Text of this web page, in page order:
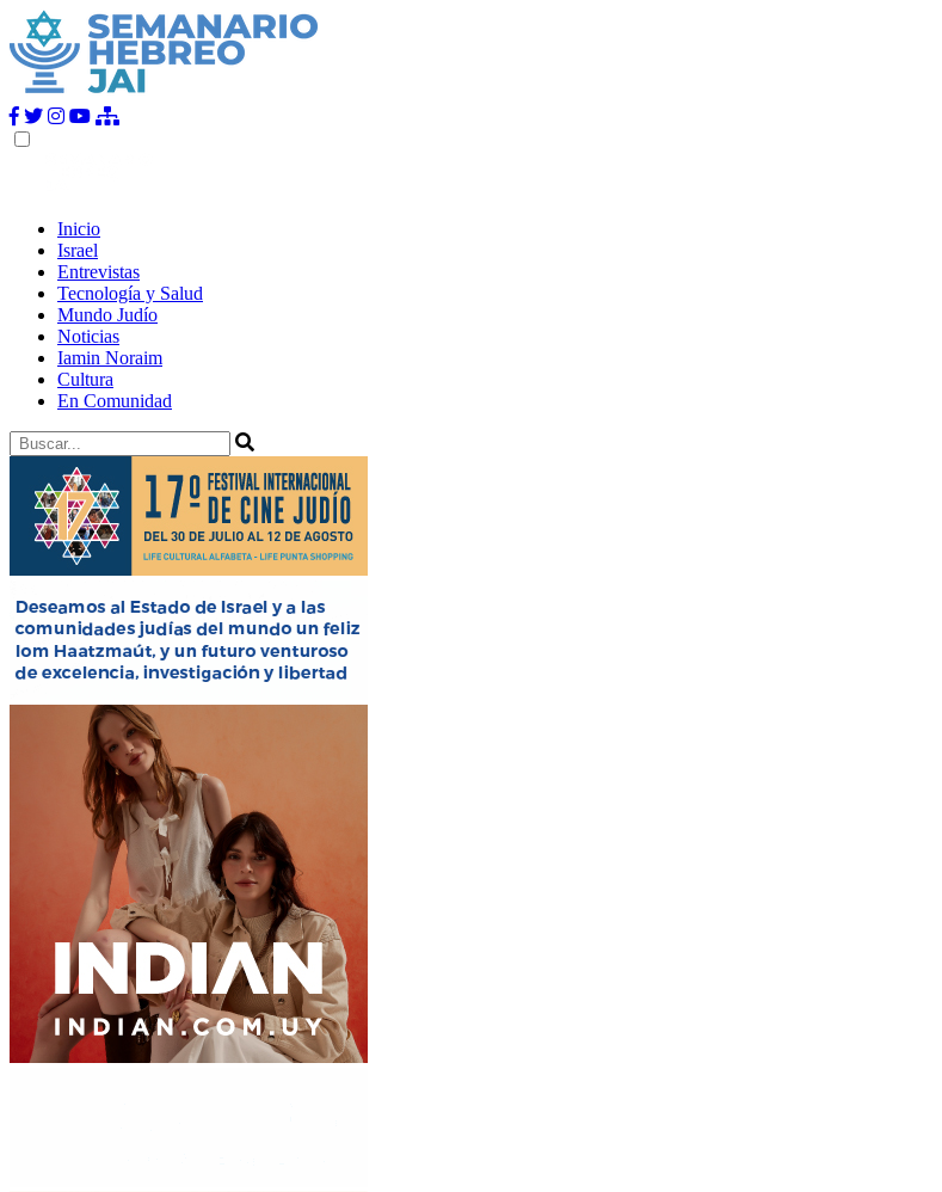
Inicio
Israel
Entrevistas
Tecnología y Salud
Mundo Judío
Noticias
Iamin Noraim
Cultura
En Comunidad